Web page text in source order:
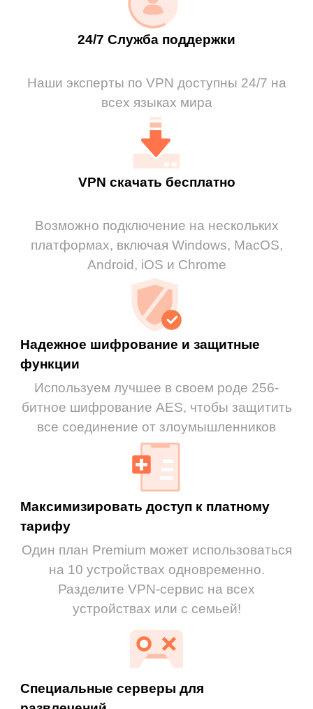
24/7 Служба поддержки
Наши эксперты по VPN доступны 24/7 на
всех языках мира
VPN скачать бесплатно
Возможно подключение на нескольких
платформах, включая Windows, MacOS,
Android, iOS и Chrome
Надежное шифрование и защитные
функции
Используем лучшее в своем роде 256-
битное шифрование AES, чтобы защитить
все соединение от злоумышленников
Максимизировать доступ к платному
тарифу
Один план Premium может использоваться
на 10 устройствах одновременно.
Разделите VPN-сервис на всех
устройствах или с семьей!
Специальные серверы для